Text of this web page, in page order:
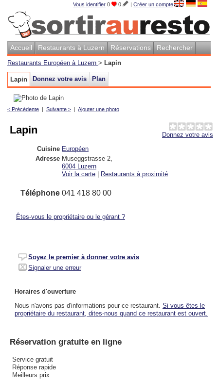
Vous identifier 0 0 | Créer un compte
Accueil Restaurants à Luzern Réservations Rechercher
Restaurants Européen à Luzern > Lapin
Lapin Donnez votre avis Plan
< Précédente | Suivante > | Ajouter une photo
Donnez votre avis
Lapin
Cuisine Européen
Adresse Museggstrasse 2
6004
Luzern
Voir la carte
Restaurants à proximité
Téléphone 041 418 80 00
Êtes-vous le propriétaire ou le gérant ?
Soyez le premier à donner votre avis
Signaler une erreur
Horaires d'ouverture
Nous n'avons pas d'informations pour ce restaurant. Si vous êtes le
propriétaire du restaurant, dites-nous quand ce restaurant est ouvert.
Réservation gratuite en ligne
Service gratuit
Réponse rapide
Meilleurs prix